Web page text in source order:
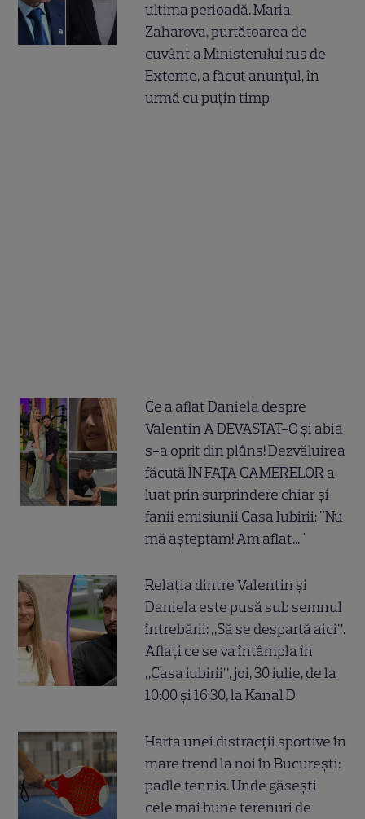
ultima perioadă. Maria
Zaharova, purtătoarea de
cuvânt a Ministerului rus de
Externe, a făcut anunțul, în
urmă cu puțin timp
Ce a aflat Daniela despre
Valentin A DEVASTAT-O și abia
s-a oprit din plâns! Dezvăluirea
făcută ÎN FAȚA CAMERELOR a
luat prin surprindere chiar și
fanii emisiunii Casa Iubirii: "Nu
mă așteptam! Am aflat..."
Relația dintre Valentin și
Daniela este pusă sub semnul
întrebării: „Să se despartă aici”.
Aflați ce se va întâmpla în
„Casa iubirii”, joi, 30 iulie, de la
10:00 și 16:30, la Kanal D
Harta unei distracții sportive în
mare trend la noi în București:
padle tennis. Unde găsești
cele mai bune terenuri de